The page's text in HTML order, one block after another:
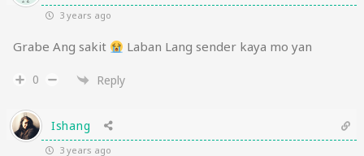
3 years ago
Grabe Ang sakit Laban Lang sender kaya mo yan
0 Reply
Ishang
3 years ago